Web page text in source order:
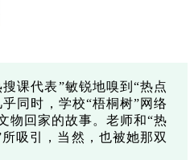
课代表”敏锐地嗅到“热点
同时，学校“梧桐树”网络
物回家的故事。老师和“热
吸引，当然，也被她那双